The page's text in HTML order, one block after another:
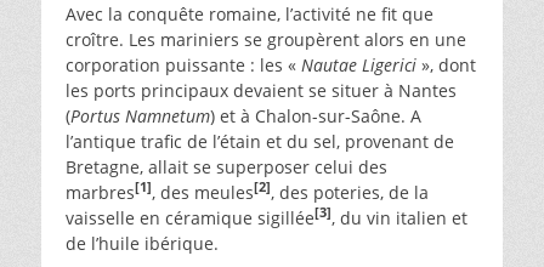
Avec la conquête romaine, l’activité ne fit que
croître. Les mariniers se groupèrent alors en une
corporation puissante : les « Nautae Ligerici », dont
les ports principaux devaient se situer à Nantes
(Portus Namnetum) et à Chalon-sur-Saône. A
l’antique trafic de l’étain et du sel, provenant de
Bretagne, allait se superposer celui des
marbres[1], des meules[2], des poteries, de la
vaisselle en céramique sigillée[3], du vin italien et
de l’huile ibérique.